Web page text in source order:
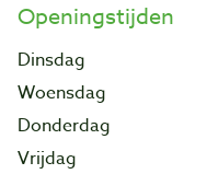
Openingstijden
Dinsdag
Woensdag
Donderdag
Vrijdag